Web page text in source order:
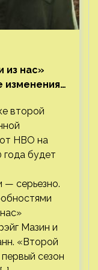
из нас»
изменения
второй
HBO на
года будет
— серьезно.
Мазин и
«Второй
сезон